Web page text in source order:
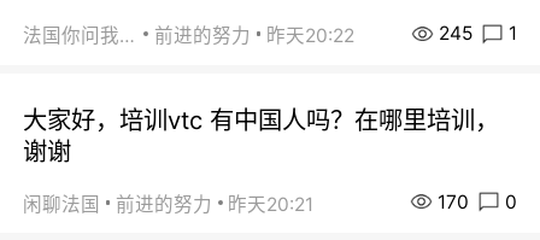
法国你问我答 前进的努力 昨天20:22 245 1
大家好，培训vtc 有中国人吗？在哪里培训，
谢谢
闲聊法国 前进的努力 昨天20:21 170 0